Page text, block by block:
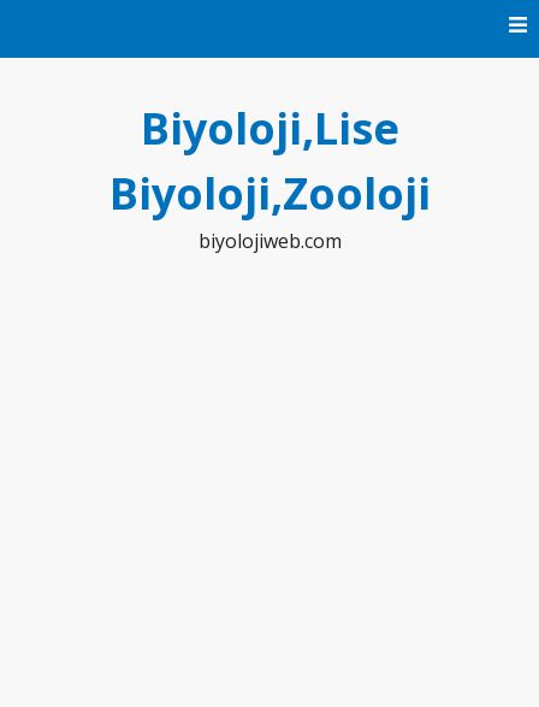
Biyoloji,Lise
Biyoloji,Zooloji
biyolojiweb.com